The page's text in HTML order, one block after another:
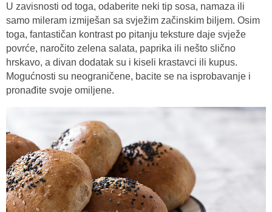
U zavisnosti od toga, odaberite neki tip sosa, namaza ili
samo mileram izmiješan sa svježim začinskim biljem. Osim
toga, fantastičan kontrast po pitanju teksture daje svježe
povrće, naročito zelena salata, paprika ili nešto slično
hrskavo, a divan dodatak su i kiseli krastavci ili kupus.
Mogućnosti su neograničene, bacite se na isprobavanje i
pronađite svoje omiljene.